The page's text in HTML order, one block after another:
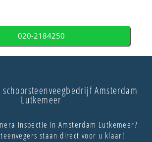
020-2184250
Amsterdam
Lutkemeer
inspectie in Amsterdam Lutkemeer?
staan direct voor u klaar!